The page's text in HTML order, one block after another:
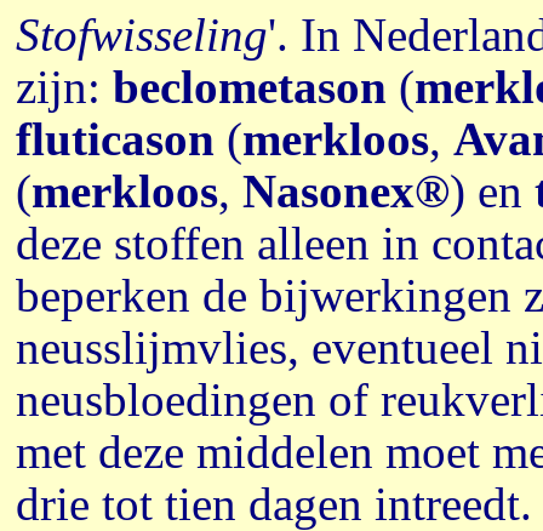
Stofwisseling'. In
zijn: beclometason (
fluticason (merkloos,
(merkloos, Nasonex®) en
deze stoffen alleen in
beperken de bijwerkingen
neusslijmvlies, eventueel
neusbloedingen of
met deze middelen moet
drie tot tien dagen intreedt.